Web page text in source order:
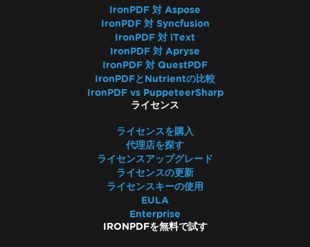
IronPDF 対 Aspose
IronPDF 対 Syncfusion
IronPDF 対 iText
IronPDF 対 Apryse
IronPDF 対 QuestPDF
IronPDFとNutrientの比較
IronPDF vs PuppeteerSharp
ライセンス
ライセンスを購入
代理店を探す
ライセンスアップグレード
ライセンスの更新
ライセンスキーの使用
EULA
Enterprise
IRONPDFを無料で試す